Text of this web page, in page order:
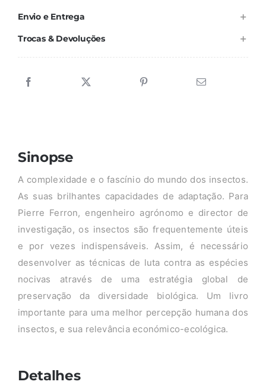
Envio e Entrega
Trocas & Devoluções
Sinopse
A complexidade e o fascínio do mundo dos insectos.
As suas brilhantes capacidades de adaptação. Para
Pierre Ferron, engenheiro agrónomo e director de
investigação, os insectos são frequentemente úteis
e por vezes indispensáveis. Assim, é necessário
desenvolver as técnicas de luta contra as espécies
nocivas através de uma estratégia global de
preservação da diversidade biológica. Um livro
importante para uma melhor percepção humana dos
insectos, e sua relevância económico-ecológica.
Detalhes